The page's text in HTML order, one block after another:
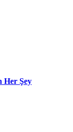
Her Şey